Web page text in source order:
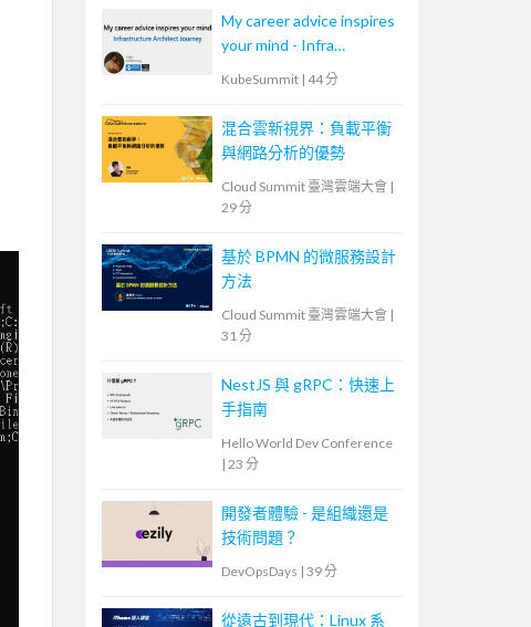
My career advice inspires
your mind - Infra
KubeSummit | 44 分
混合雲新視界：負載平衡
與網路分析的優勢
Cloud Summit 臺灣雲端大會 |
29 分
基於 BPMN 的微服務設計
方法
Cloud Summit 臺灣雲端大會 |
31 分
NestJS 與 gRPC：快速上
手指南
Hello World Dev Conference
| 23 分
開發者體驗 - 是組織還是
技術問題？
DevOpsDays | 39 分
從遠古到現代：Linux 系